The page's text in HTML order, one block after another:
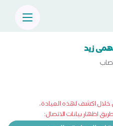
زيد
خلال اكشف لهذه العيادة،
اظهار بيانات الاتصال: